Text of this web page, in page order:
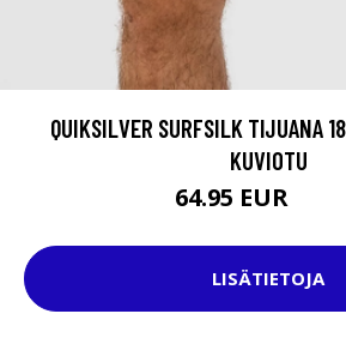
QUIKSILVER SURFSILK TIJUANA
KUVIOTU
64.95 EUR
LISÄTIETOJA